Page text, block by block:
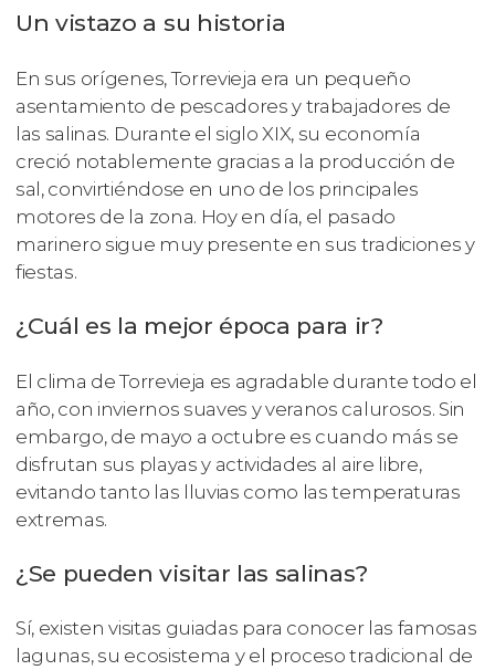
Un vistazo a su historia
En sus orígenes, Torrevieja era un pequeño
asentamiento de pescadores y trabajadores de
las salinas. Durante el siglo XIX, su economía
creció notablemente gracias a la producción de
sal, convirtiéndose en uno de los principales
motores de la zona. Hoy en día, el pasado
marinero sigue muy presente en sus tradiciones y
fiestas.
¿Cuál es la mejor época para ir?
El clima de Torrevieja es agradable durante todo el
año, con inviernos suaves y veranos calurosos. Sin
embargo, de mayo a octubre es cuando más se
disfrutan sus playas y actividades al aire libre,
evitando tanto las lluvias como las temperaturas
extremas.
¿Se pueden visitar las salinas?
Sí, existen visitas guiadas para conocer las famosas
lagunas, su ecosistema y el proceso tradicional de